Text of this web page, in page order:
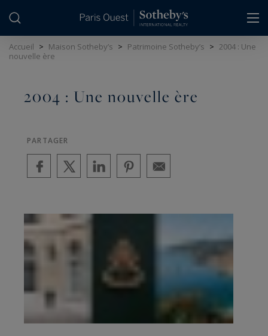
Accueil > Maison Sotheby’s > Patrimoine Sotheby’s > 2004 : Une
nouvelle ère
2004 : Une nouvelle ère
PARTAGER